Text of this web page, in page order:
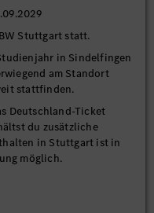
Stuttgart statt.
in Sindelfingen
am Standort
stattfinden.
Deutschland-Ticket
du zusätzliche
in Stuttgart ist in
möglich.